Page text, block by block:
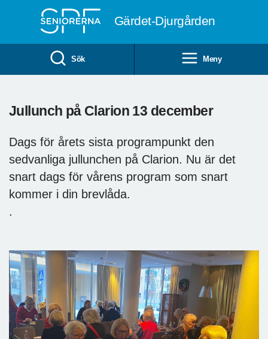
Gärdet-Djurgården
Sök Meny
Jullunch på Clarion 13 december
Dags för årets sista programpunkt den
sedvanliga jullunchen på Clarion. Nu är det
snart dags för vårens program som snart
kommer i din brevlåda.
.